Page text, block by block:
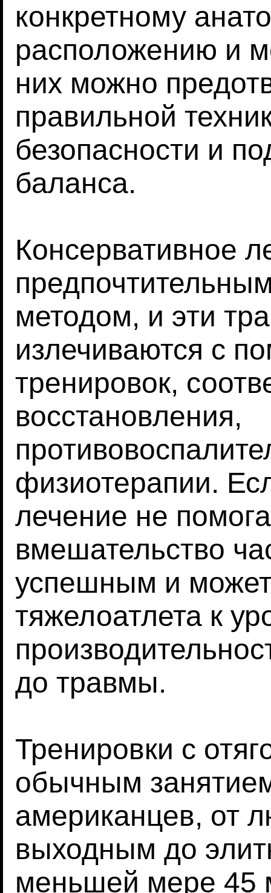
конкретному
расположению и
них можно
правильной
безопасности и
баланса.
Консервативное
методом, и эти
излечиваются с
тренировок,
восстановления,
физиотерапии.
лечение не
вмешательство
успешным и
тяжелоатлета к
до травмы.
Тренировки с
обычным
американцев, от
выходным до
меньшей мере 45